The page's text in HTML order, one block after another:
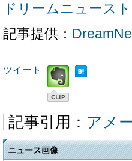
ドリームニュース
記事提供：
ツイート
記事引用： アメ
ニュース画像